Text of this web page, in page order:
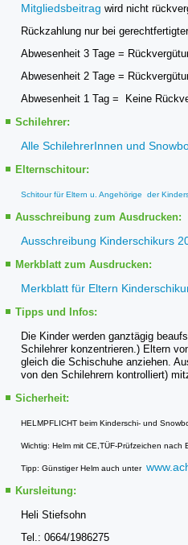
Mitgliedsbeitrag wird nicht
Rückzahlung nur bei
Abwesenheit 3 Tage =
Abwesenheit 2 Tage =
Abwesenheit 1 Tag = Keine
Schilehrer:
Alle SchilehrerInnen und
Elternschitour:
Schitour für Eltern u. Angehörige der
Ausschreibung zum Ausdrucken:
Ausschreibung Kinderschikurs
Merkblatt zum Ausdrucken:
Merkblatt für Eltern
Tipps und Infos:
Die Kinder werden ganztägig
Schilehrer konzentrieren.) Eltern
gleich die Schischuhe anziehen.
von den Schilehrern kontrolliert)
Sicherheit:
HELMPFLICHT beim Kinderschi- und
Wichtig: Helm mit CE,TÜF-Prüfzeichen nach
Tipp: Günstiger Helm auch unter
Kursleitung:
Heli Stiefsohn
Tel.: 0664/1986275